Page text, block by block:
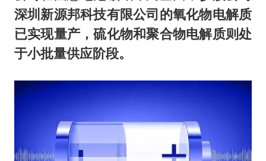
深圳新源邦科技有限公司的氧化物电解质
已实现量产，硫化物和聚合物电解质则处
于小批量供应阶段。